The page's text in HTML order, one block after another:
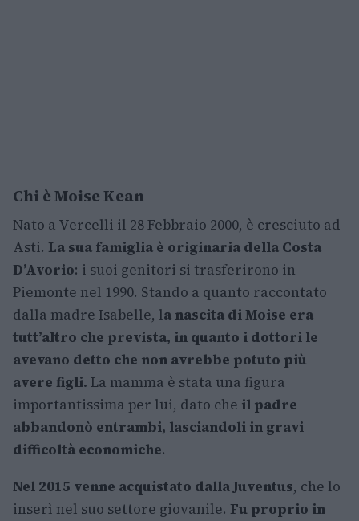
Chi è Moise Kean
Nato a Vercelli il 28 Febbraio 2000, è cresciuto ad
Asti. La sua famiglia è originaria della Costa
D’Avorio: i suoi genitori si trasferirono in
Piemonte nel 1990. Stando a quanto raccontato
dalla madre Isabelle, la nascita di Moise era
tutt’altro che prevista, in quanto i dottori le
avevano detto che non avrebbe potuto più
avere figli. La mamma è stata una figura
importantissima per lui, dato che il padre
abbandonò entrambi, lasciandoli in gravi
difficoltà economiche.
Nel 2015 venne acquistato dalla Juventus, che lo
inserì nel suo settore giovanile. Fu proprio in